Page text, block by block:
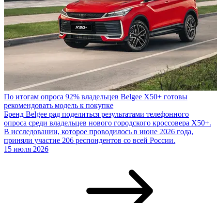
По итогам опроса 92% владельцев Belgee X50+ готовы
рекомендовать модель к покупке
Бренд Belgee рад поделиться результатами телефонного
опроса среди владельцев нового городского кроссовера X50+.
В исследовании, которое проводилось в июне 2026 года,
приняли участие 206 респондентов со всей России.
15 июля 2026